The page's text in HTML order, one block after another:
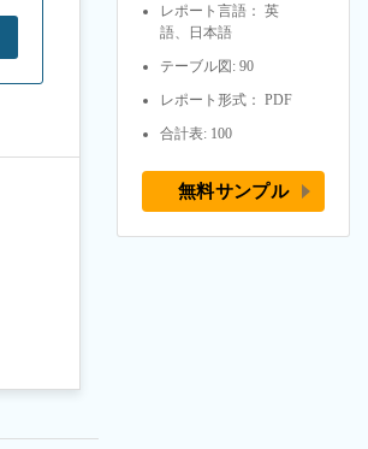
レポート言語： 英
語、日本語
テーブル図: 90
レポート形式： PDF
合計表: 100
無料サンプル